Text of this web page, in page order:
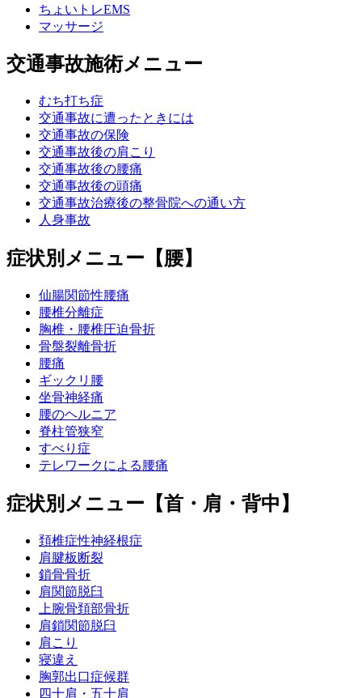
ちょいトレEMS
マッサージ
交通事故施術メニュー
むち打ち症
交通事故に遭ったときには
交通事故の保険
交通事故後の肩こり
交通事故後の腰痛
交通事故後の頭痛
交通事故治療後の整骨院への通い方
人身事故
症状別メニュー【腰】
仙腸関節性腰痛
腰椎分離症
胸椎・腰椎圧迫骨折
骨盤裂離骨折
腰痛
ギックリ腰
坐骨神経痛
腰のヘルニア
脊柱管狭窄
すべり症
テレワークによる腰痛
症状別メニュー【首・肩・背中】
頚椎症性神経根症
肩腱板断裂
鎖骨骨折
肩関節脱臼
上腕骨頚部骨折
肩鎖関節脱臼
肩こり
寝違え
胸郭出口症候群
四十肩・五十肩